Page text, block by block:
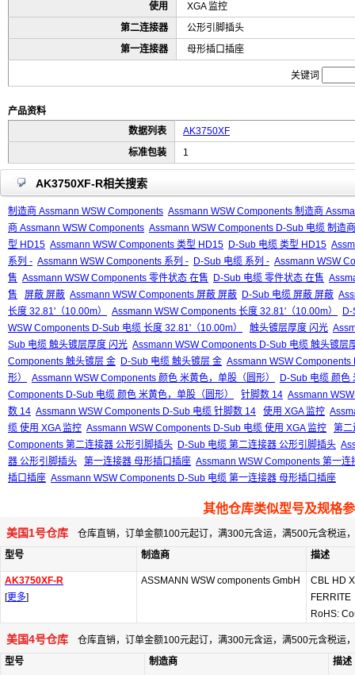
使用
XGA 监控
第二连接器
公形引脚插头
第一连接器
母形插口插座
关键词
产品资料
数据列表
AK3750XF
标准包装
1
AK3750XF-R相关搜索
制造商 Assmann WSW Components Assmann WSW Components 制造商
商 Assmann WSW Components Assmann WSW Components D-Sub 电缆 制造
型 HD15 Assmann WSW Components 类型 HD15 D-Sub 电缆 类型 HD15
系列 - Assmann WSW Components 系列 - D-Sub 电缆 系列 - Assmann WSW
售 Assmann WSW Components 零件状态 在售 D-Sub 电缆 零件状态 在售
售
屏蔽 屏蔽 Assmann WSW Components 屏蔽 屏蔽 D-Sub 电缆 屏蔽 屏蔽
长度 32.81'（10.00m）
Assmann WSW Components 长度 32.81'（10.00m）
WSW Components D-Sub 电缆 长度 32.81'（10.00m）
触头镀层厚度 闪光
Sub 电缆 触头镀层厚度 闪光 Assmann WSW Components D-Sub 电缆 触头镀层
Components 触头镀层 金 D-Sub 电缆 触头镀层 金 Assmann WSW Components
形）
Assmann WSW Components 颜色 米黄色，单股（圆形）
D-Sub 电缆 颜色
Components D-Sub 电缆 颜色 米黄色，单股（圆形）
针脚数 14 Assmann
数 14 Assmann WSW Components D-Sub 电缆 针脚数 14 使用 XGA 监控
缆 使用 XGA 监控 Assmann WSW Components D-Sub 电缆 使用 XGA 监控
第二
Components 第二连接器 公形引脚插头 D-Sub 电缆 第二连接器 公形引脚插头
器 公形引脚插头
第一连接器 母形插口插座 Assmann WSW Components 第一连
插口插座 Assmann WSW Components D-Sub 电缆 第一连接器 母形插口插座
其他仓库类似型号及规格
美国1号仓库 仓库直销，订单金额100元起订，满300元含运，满500元含税运
型号
制造商 描述
AK3750XF-R
[更多]
ASSMANN WSW components GmbH
CBL HD
FERRITE
RoHS:
美国4号仓库 仓库直销，订单金额100元起订，满300元含运，满500元含税运
型号
制造商 描述